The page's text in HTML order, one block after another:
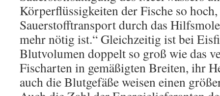
Körperflüssigkeiten der Fische so hoch,
Sauerstofftransport durch das
mehr nötig ist.“ Gleichzeitig ist bei
Blutvolumen doppelt so groß wie das
Fischarten in gemäßigten Breiten, ihr
auch die Blutgefäße weisen einen